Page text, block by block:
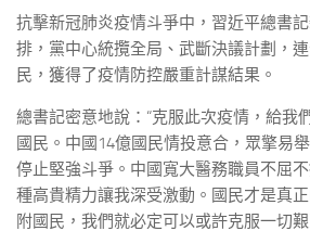
抗擊新冠肺炎疫情斗爭中，習近平總書
排，黨中心統攬全局、武斷決議計劃，
民，獲得了疫情防控嚴重計謀結果。
總書記密意地說：“克服此次疫情，給我
國民。中國14億國民情投意合，眾擎易
停止堅強斗爭。中國寬大醫務職員不屈
種高貴精力讓我深受激動。國民才是真
附國民，我們就必定可以或許克服一切